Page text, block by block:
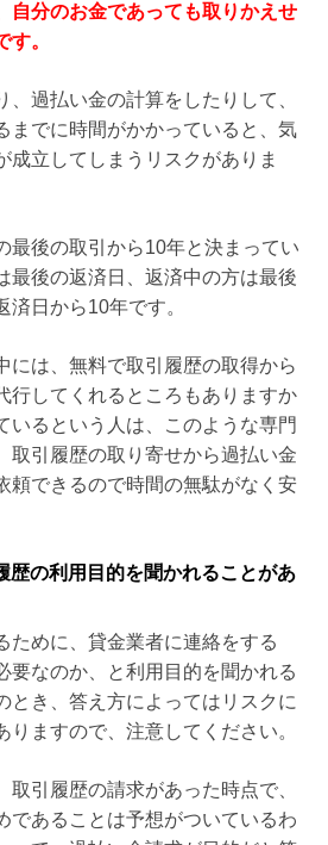
自分のお金であっても取りかえせ
。
、過払い金の計算をしたりして、
までに時間がかかっていると、気
成立してしまうリスクがありま
最後の取引から10年と決まってい
最後の返済日、返済中の方は最後
日から10年です。
には、無料で取引履歴の取得から
行してくれるところもありますか
いるという人は、このような専門
取引履歴の取り寄せから過払い金
頼できるので時間の無駄がなく安
歴の利用目的を聞かれることがあ
ために、貸金業者に連絡をする
要なのか、と利用目的を聞かれる
とき、答え方によってはリスクに
りますので、注意してください。
取引履歴の請求があった時点で、
であることは予想がついているわ